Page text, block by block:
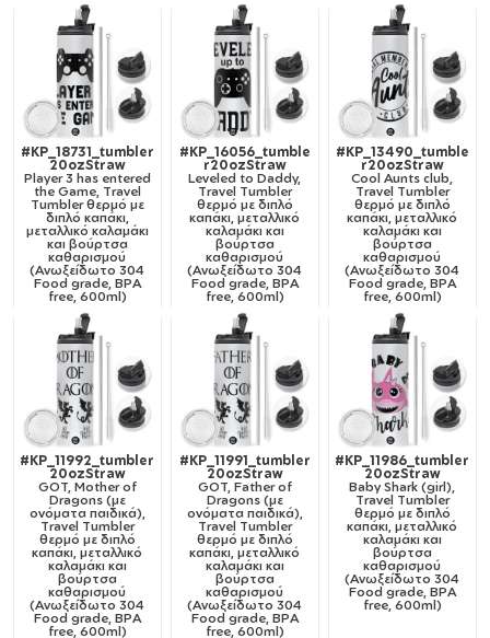
#KP_18731_tumbler
20ozStraw
Player 3 has entered
the Game, Travel
Tumbler θερμό με
διπλό καπάκι,
μεταλλικό καλαμάκι
και βούρτσα
καθαρισμού
(Ανωξείδωτο 304
Food grade, BPA
free, 600ml)
#KP_16056_tumble
r20ozStraw
Leveled to Daddy,
Travel Tumbler
θερμό με διπλό
καπάκι, μεταλλικό
καλαμάκι και
βούρτσα
καθαρισμού
(Ανωξείδωτο 304
Food grade, BPA
free, 600ml)
#KP_13490_tumble
r20ozStraw
Cool Aunts club,
Travel Tumbler
θερμό με διπλό
καπάκι, μεταλλικό
καλαμάκι και
βούρτσα
καθαρισμού
(Ανωξείδωτο 304
Food grade, BPA
free, 600ml)
#KP_11992_tumbler
20ozStraw
GOT, Mother of
Dragons (με
ονόματα παιδικά),
Travel Tumbler
θερμό με διπλό
καπάκι, μεταλλικό
καλαμάκι και
βούρτσα
καθαρισμού
(Ανωξείδωτο 304
Food grade, BPA
free, 600ml)
#KP_11991_tumbler
20ozStraw
GOT, Father of
Dragons (με
ονόματα παιδικά),
Travel Tumbler
θερμό με διπλό
καπάκι, μεταλλικό
καλαμάκι και
βούρτσα
καθαρισμού
(Ανωξείδωτο 304
Food grade, BPA
free, 600ml)
#KP_11986_tumbler
20ozStraw
Baby Shark (girl),
Travel Tumbler
θερμό με διπλό
καπάκι, μεταλλικό
καλαμάκι και
βούρτσα
καθαρισμού
(Ανωξείδωτο 304
Food grade, BPA
free, 600ml)